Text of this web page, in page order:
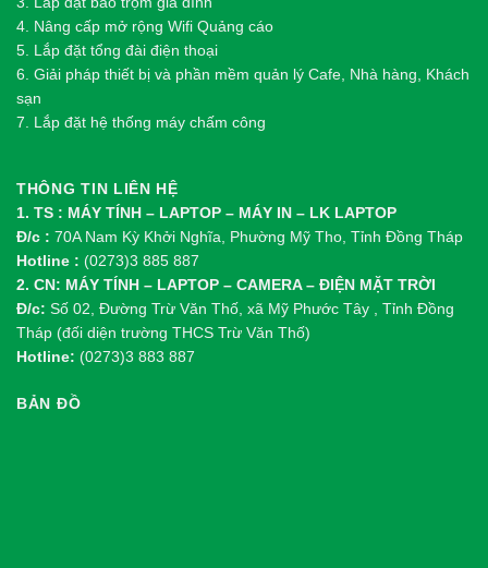
4. Nâng cấp mở rộng Wifi Quảng cáo
5. Lắp đặt tổng đài điện thoại
6. Giải pháp thiết bị và phần mềm quản lý Cafe, Nhà hàng, Khách
sạn
7. Lắp đặt hệ thống máy chấm công
THÔNG TIN LIÊN HỆ
1. TS : MÁY TÍNH – LAPTOP – MÁY IN – LK LAPTOP
Đ/c : 70A Nam Kỳ Khởi Nghĩa, Phường Mỹ Tho, Tỉnh Đồng Tháp
Hotline : (0273)3 885 887
2. CN: MÁY TÍNH – LAPTOP – CAMERA – ĐIỆN MẶT TRỜI
Đ/c: Số 02, Đường Trừ Văn Thố, xã Mỹ Phước Tây , Tỉnh Đồng
Tháp (đối diện trường THCS Trừ Văn Thố)
Hotline: (0273)3 883 887
BẢN ĐỒ